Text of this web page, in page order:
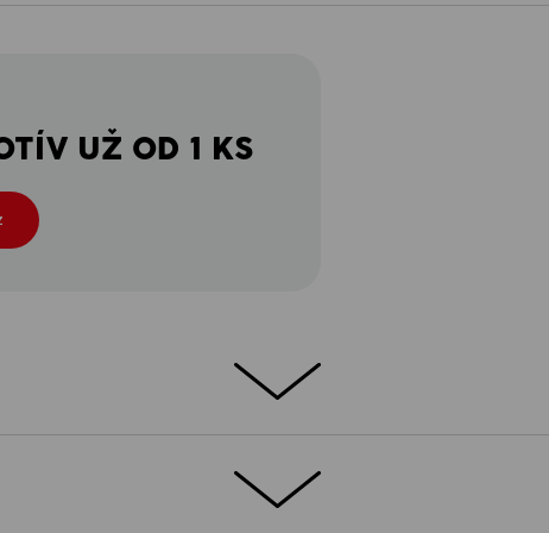
UŽ OD 1 KS
e.s. tričko s dlhými rukávmi je
obohatiť o všestranne využiteľný kúsok.
prať pri vysokých teplotách, je odolný